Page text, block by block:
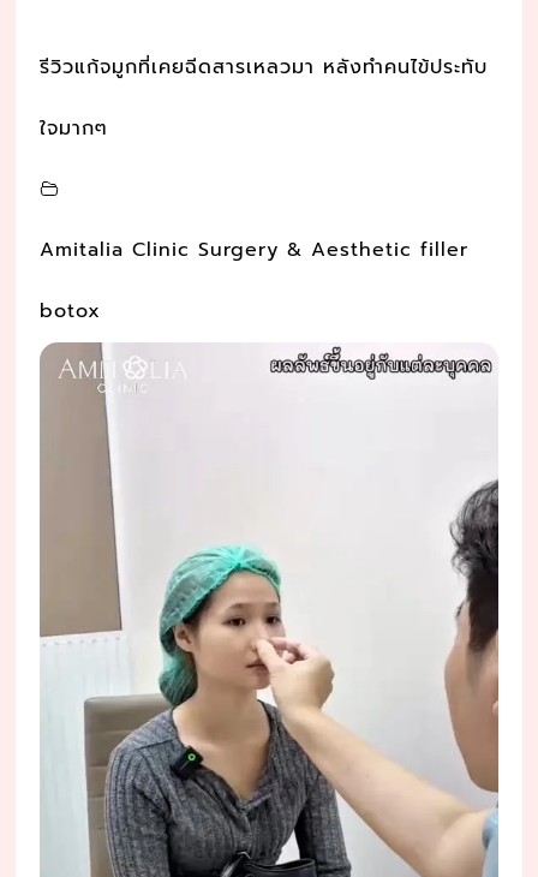
รีวิวแก้จมูกที่เคยฉีดสารเหลวมา หลังทำคนไข้ประทับ
ใจมากๆ
Amitalia Clinic Surgery & Aesthetic filler
botox